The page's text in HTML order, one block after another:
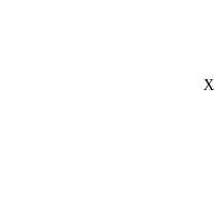
X